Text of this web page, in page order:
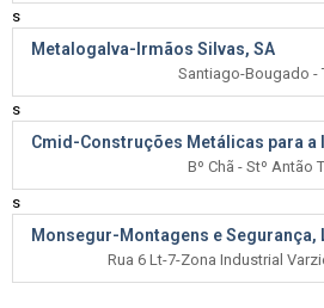
s
Metalogalva-Irmãos Silvas, SA
Santiago-Bougado -
s
Cmid-Construções Metálicas para a
Bº Chã - Stº Antão
s
Monsegur-Montagens e Segurança,
Rua 6 Lt-7-Zona Industrial